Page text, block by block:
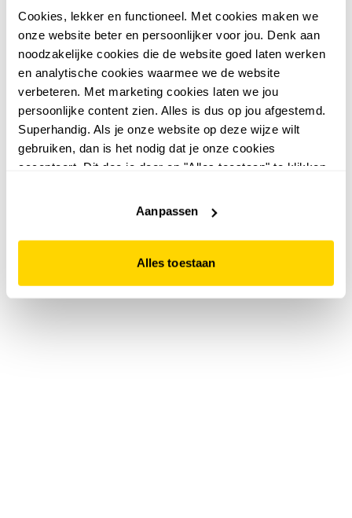
Cookies, lekker en functioneel. Met cookies maken we
onze website beter en persoonlijker voor jou. Denk aan
noodzakelijke cookies die de website goed laten werken
en analytische cookies waarmee we de website
verbeteren. Met marketing cookies laten we jou
persoonlijke content zien. Alles is dus op jou afgestemd.
Superhandig. Als je onze website op deze wijze wilt
gebruiken, dan is het nodig dat je onze cookies
accepteert. Dit doe je door op "Alles toestaan" te klikken.
website niet optimaal functioneert.
Aanpassen
Alles toestaan